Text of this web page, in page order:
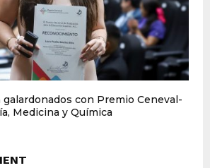
galardonados con Premio Ceneval-
Medicina y Química